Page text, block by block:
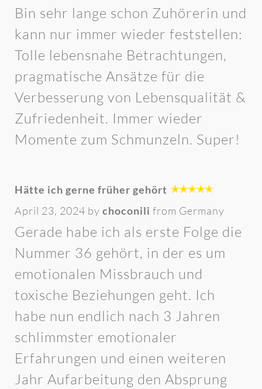
Bin sehr lange schon Zuhörerin und
kann nur immer wieder feststellen:
Tolle lebensnahe Betrachtungen,
pragmatische Ansätze für die
Verbesserung von Lebensqualität &
Zufriedenheit. Immer wieder
Momente zum Schmunzeln. Super!
Hätte ich gerne früher gehört
April 23, 2024 by choconili from Germany
Gerade habe ich als erste Folge die
Nummer 36 gehört, in der es um
emotionalen Missbrauch und
toxische Beziehungen geht. Ich
habe nun endlich nach 3 Jahren
schlimmster emotionaler
Erfahrungen und einen weiteren
Jahr Aufarbeitung den Absprung